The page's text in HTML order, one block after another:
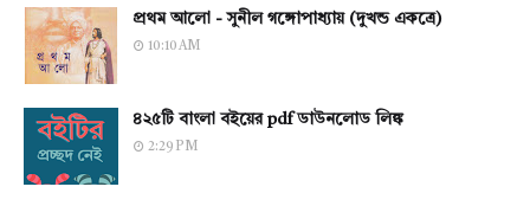
প্রথম আলো - সুনীল গঙ্গোপাধ্যায় (দুখন্ড একত্রে)
10:10 AM
৪২৫টি বাংলা বইয়ের pdf ডাউনলোড লিঙ্ক
2:29 PM